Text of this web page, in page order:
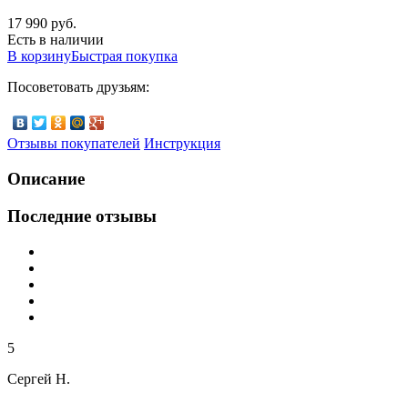
17 990 руб.
Есть в наличии
В корзинуБыстрая покупка
Посоветовать друзьям:
Отзывы покупателей Инструкция
Описание
Последние отзывы
5
Сергей Н.